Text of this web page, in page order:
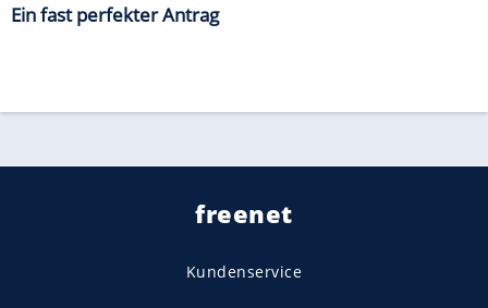
Ein fast perfekter Antrag
freenet
Kundenservice